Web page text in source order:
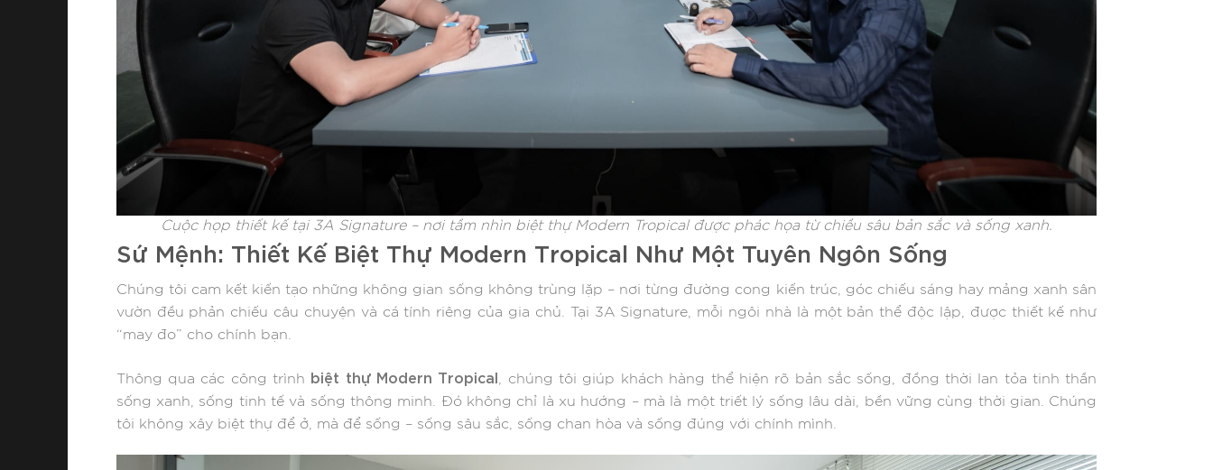
Cuộc họp thiết kế tại 3A Signature – nơi tầm nhìn biệt thự Modern Tropical được phác họa từ chiều sâu bản sắc và sống xanh.
Sứ Mệnh: Thiết Kế Biệt Thự Modern Tropical Như Một Tuyên Ngôn Sống
Chúng tôi cam kết kiến tạo những không gian sống không trùng lặp – nơi từng đường cong kiến trúc, góc chiếu sáng hay mảng xanh sân
vườn đều phản chiếu câu chuyện và cá tính riêng của gia chủ. Tại 3A Signature, mỗi ngôi nhà là một bản thể độc lập, được thiết kế như
“may đo” cho chính bạn.
Thông qua các công trình biệt thự Modern Tropical , chúng tôi giúp khách hàng thể hiện rõ bản sắc sống, đồng thời lan tỏa tinh thần
sống xanh, sống tinh tế và sống thông minh. Đó không chỉ là xu hướng – mà là một triết lý sống lâu dài, bền vững cùng thời gian. Chúng
tôi không xây biệt thự để ở, mà để sống – sống sâu sắc, sống chan hòa và sống đúng với chính mình.